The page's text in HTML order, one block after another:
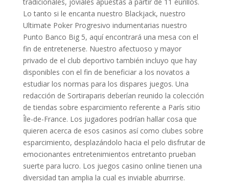
Lo tanto si le encanta nuestro Blackjack, nuestro
Ultimate Poker Progresivo indumentarias nuestro
Punto Banco Big 5, aquí encontrará una mesa con el
fin de entretenerse. Nuestro afectuoso y mayor
privado de el club deportivo también incluyo que hay
disponibles con el fin de beneficiar a los novatos a
estudiar los normas para los dispares juegos. Una
redacción de Sortiraparis deberían reunido la colección
de tiendas sobre esparcimiento referente a París sitio
Île-de-France. Los jugadores podrían hallar cosa que
quieren acerca de esos casinos así­ como clubes sobre
esparcimiento, desplazándolo hacia el pelo disfrutar de
emocionantes entretenimientos entretanto prueban
suerte para lucro. Los juegos casino online tienen una
diversidad tan amplia la cual es inviable aburrirse.